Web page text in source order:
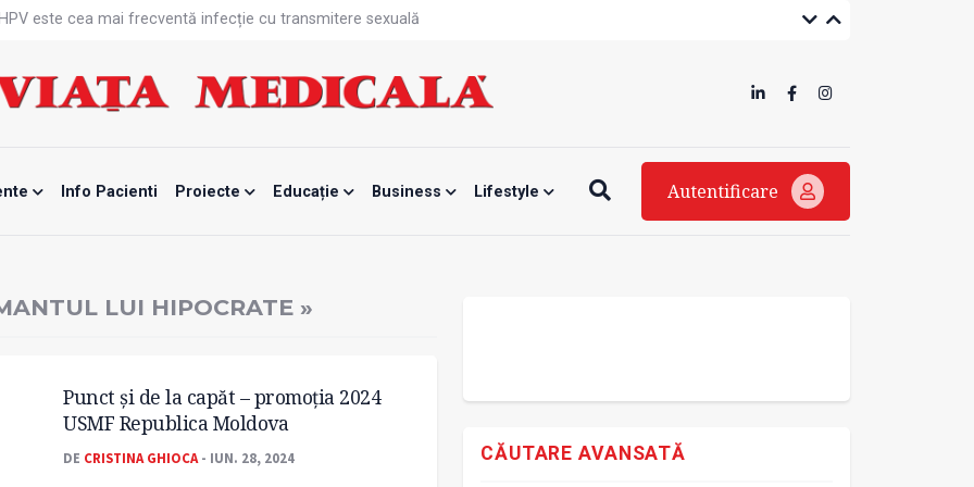
este cea mai frecventă infecție cu transmitere sexuală
blocată temporar
de la specialiști
mamei și copilului
Info Pacienti Proiecte Educație Business Lifestyle Autentificare
LUI HIPOCRATE »
Punct și de la capăt – promoţia 2024
USMF Republica Moldova
DE CRISTINA GHIOCA- IUN. 28, 2024 CĂUTARE AVANSATĂ